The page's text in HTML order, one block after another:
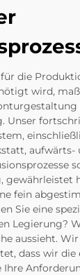
die
wird,
Unser
aufwärts-
gewährleistet
fein
Sie eine
Legierung?
aussieht.
dass wir die